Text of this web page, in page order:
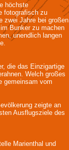
höchste
fotografisch zu
zwei Jahre bei großen
Bunker zu machen
unendlich langen
die das Einzigartige
Welch großes
gemeinsam vom
zeigte an
Ausflugsziele des
Marienthal und